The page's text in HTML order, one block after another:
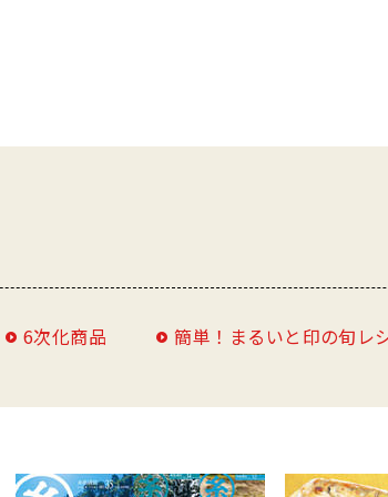
6次化商品 簡単！まるいと印の旬レ